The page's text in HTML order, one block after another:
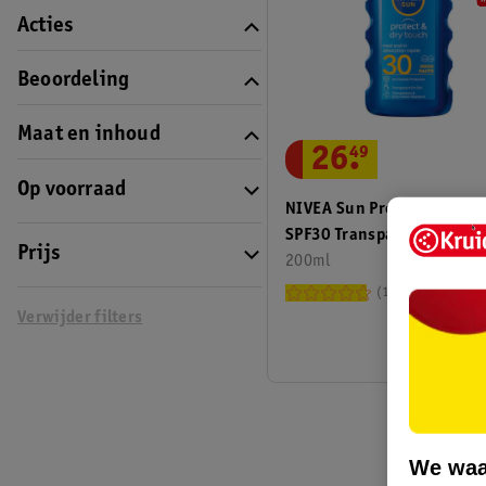
Acties
Beoordeling
Maat en inhoud
Op voorraad
Prijs
Verwijder filters
NIVEA Sun Protect & Dry
SPF30 Transparante
Zonnebrandspray
200ml
26.
49
152
We